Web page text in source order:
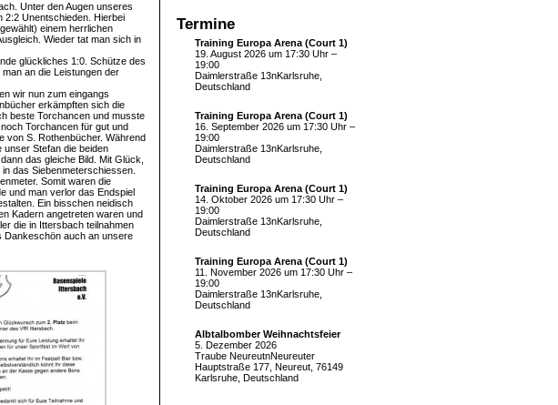
Termine
Training Europa Arena (Court 1)
19. August 2026 um 17:30 Uhr –
19:00
Daimlerstraße 13nKarlsruhe,
Deutschland
Training Europa Arena (Court 1)
16. September 2026 um 17:30 Uhr –
19:00
Daimlerstraße 13nKarlsruhe,
Deutschland
Training Europa Arena (Court 1)
14. Oktober 2026 um 17:30 Uhr –
19:00
Daimlerstraße 13nKarlsruhe,
Deutschland
Training Europa Arena (Court 1)
11. November 2026 um 17:30 Uhr –
19:00
Daimlerstraße 13nKarlsruhe,
Deutschland
Albtalbomber Weihnachtsfeier
5. Dezember 2026
Traube NeureutnNeureuter
Hauptstraße 177, Neureut, 76149
Karlsruhe, Deutschland
Unter den Augen unseres
2:2 Unentschieden. Hierbei
einem herrlichen
Wieder tat man sich in
glückliches 1:0. Schütze des
an die Leistungen der
wir nun zum eingangs
erkämpften sich die
beste Torchancen und musste
Torchancen für gut und
von S. Rothenbücher. Während
unser Stefan die beiden
das gleiche Bild. Mit Glück,
das Siebenmeterschiessen.
Somit waren die
und man verlor das Endspiel
Ein bisschen neidisch
Kadern angetreten waren und
die in Ittersbach teilnahmen
Dankeschön auch an unsere